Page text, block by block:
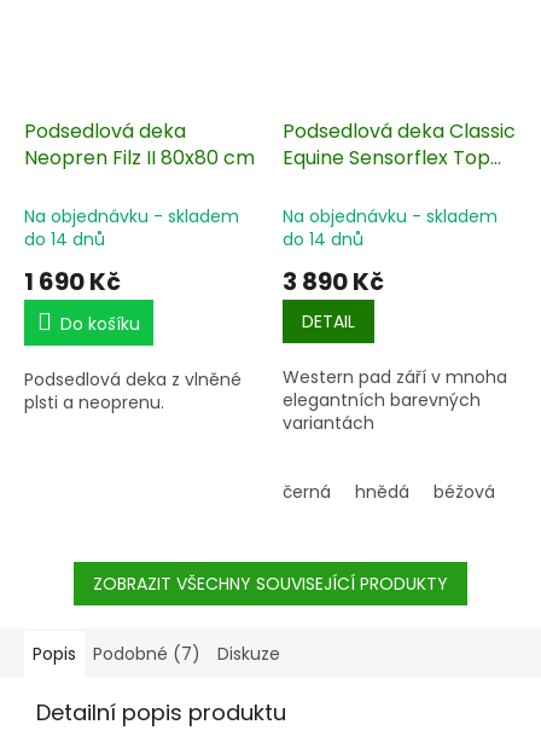
Podsedlová deka
Neopren Filz II 80x80 cm
Na objednávku - skladem
do 14 dnů
1 690 Kč
Do košíku
Podsedlová deka z vlněné
plsti a neoprenu.
Podsedlová deka Classic
Equine Sensorflex Top
Na objednávku - skladem
do 14 dnů
3 890 Kč
DETAIL
Western pad září v mnoha
elegantních barevných
variantách
černá hnědá béžová
ZOBRAZIT VŠECHNY SOUVISEJÍCÍ PRODUKTY
Popis Podobné (7) Diskuze
Detailní popis produktu